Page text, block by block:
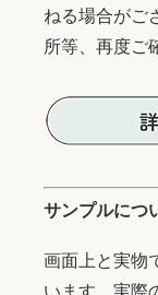
ねる場合がご
所等、再度ご
サンプルにつ
画面上と実物
います。実際